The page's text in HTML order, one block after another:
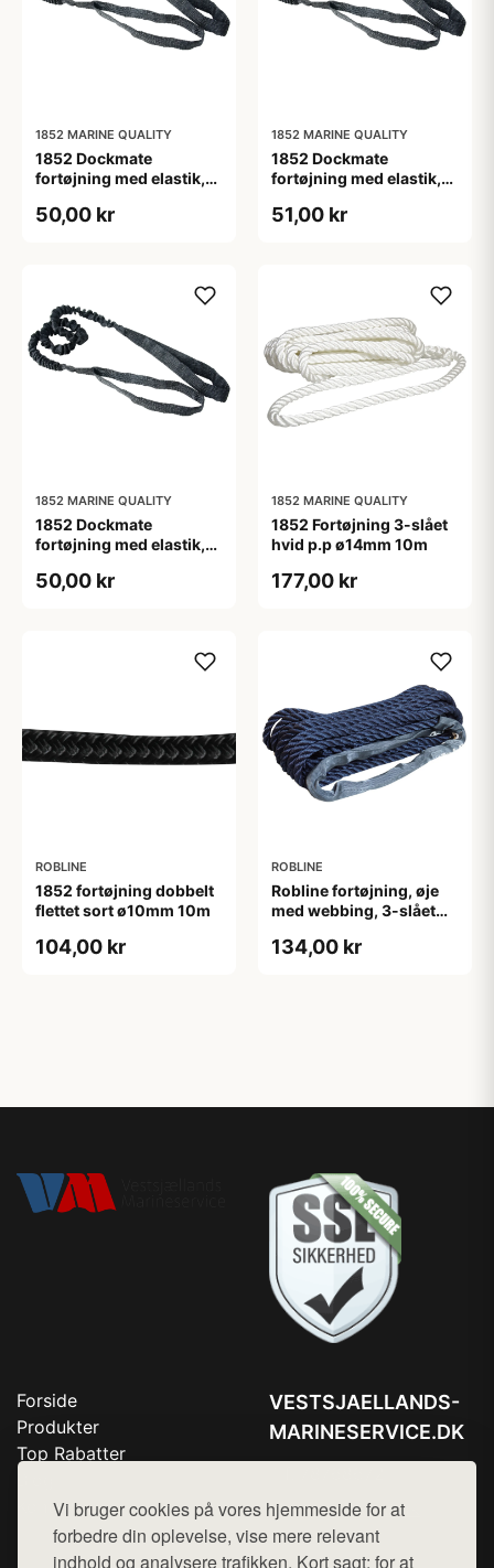
Vi bruger cookies på vores hjemmeside for at
forbedre din oplevelse, vise mere relevant
indhold og analysere trafikken. Kort sagt: for at
1852 MARINE QUALITY
1852 Dockmate
fortøjning med elastik,
50,00 kr
1852 MARINE QUALITY
1852 Dockmate
fortøjning med elastik,
51,00 kr
1852 MARINE QUALITY
1852 Dockmate
fortøjning med elastik,
50,00 kr
1852 MARINE QUALITY
1852 Fortøjning 3-slået
hvid p.p ø14mm 10m
177,00 kr
ROBLINE
1852 fortøjning dobbelt
flettet sort ø10mm 10m
104,00 kr
ROBLINE
Robline fortøjning, øje
med webbing, 3-slået
134,00 kr
Forside
Produkter
Top Rabatter
Kontakt
VESTSJAELLANDS-
MARINESERVICE.DK
Mail:hej@want.dk
Cookie- og privatlivspolitik